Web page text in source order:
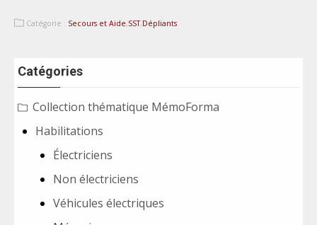
Catégorie : Secours et Aide,SST,Dépliants
Catégories
Collection thématique MémoForma
Habilitations
Électriciens
Non électriciens
Véhicules électriques